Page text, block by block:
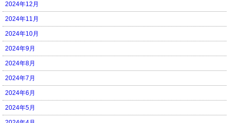
2024年12月
2024年11月
2024年10月
2024年9月
2024年8月
2024年7月
2024年6月
2024年5月